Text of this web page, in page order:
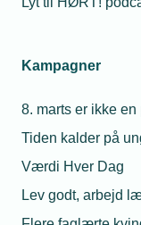
Kampagner
8. marts er ikke en
Tiden kalder på
Værdi Hver Dag
Lev godt, arbejd